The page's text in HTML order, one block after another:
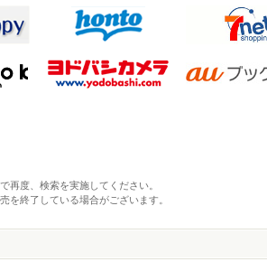
再度、検索を実施してください。
終了している場合がございます。